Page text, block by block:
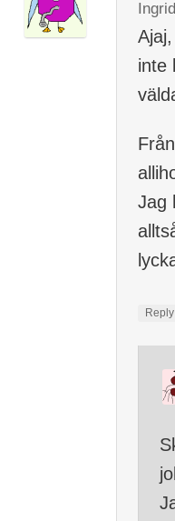
Ingrid
inte
Jag